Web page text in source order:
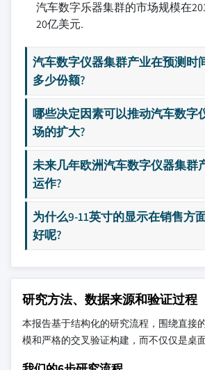
汽车数字乐器集群的市场规模在
20亿美元.
汽车数字仪器集群产业在预测时
多少份额?
哪些决定因素可以推动汽车数字
场的扩大?
未来几年欧洲汽车数字仪器集群
运作?
为什么9-11英寸的显示在销售方
好呢?
研究方法、数据来源和验证过程
本报告基于结构化的研究流程，围绕直接
模和严格的交叉验证构建，而不仅仅是桌面